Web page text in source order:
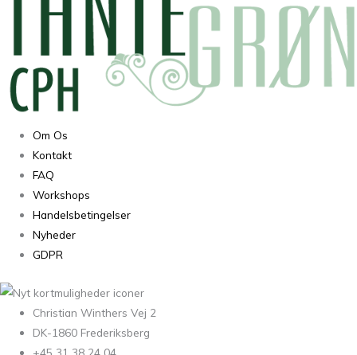
Om Os
Kontakt
FAQ
Workshops
Handelsbetingelser
Nyheder
GDPR
Christian Winthers Vej 2
DK-1860 Frederiksberg
+45 31 38 24 04